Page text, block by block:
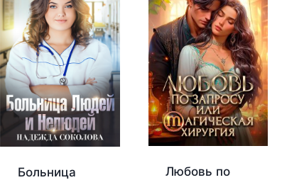
Больница
Любовь по